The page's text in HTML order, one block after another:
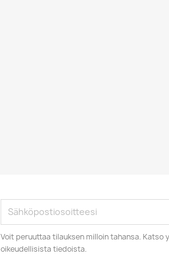
Voit peruuttaa tilauksen milloin tahansa. Katso
oikeudellisista tiedoista.